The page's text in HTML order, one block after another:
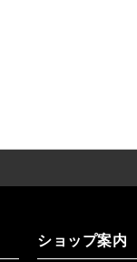
ショップ案内